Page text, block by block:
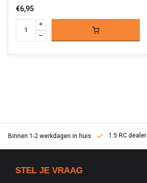
€6,95
Binnen 1-2 werkdagen in huis 1:5 RC dealer
STEL JE VRAAG